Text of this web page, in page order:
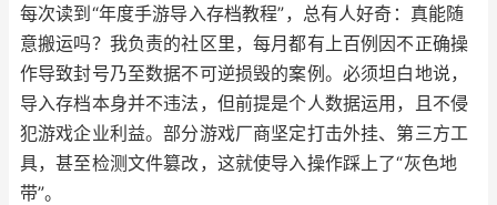
每次读到“年度手游导入存档教程”，总有人好奇：真能随
意搬运吗？我负责的社区里，每月都有上百例因不正确操
作导致封号乃至数据不可逆损毁的案例。必须坦白地说，
导入存档本身并不违法，但前提是个人数据运用，且不侵
犯游戏企业利益。部分游戏厂商坚定打击外挂、第三方工
具，甚至检测文件篡改，这就使导入操作踩上了“灰色地
带”。